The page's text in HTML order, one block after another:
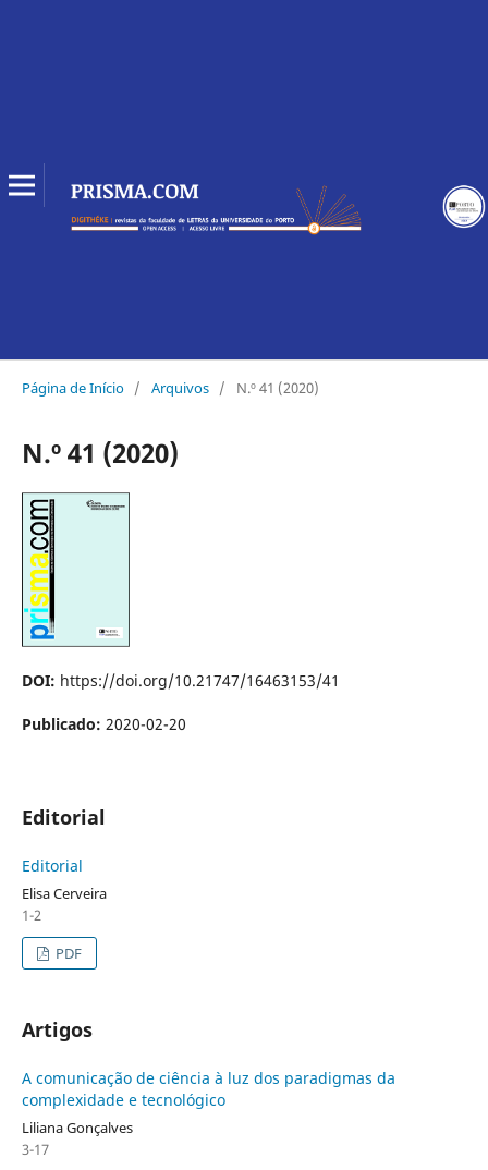
Página de Início / Arquivos / N.º 41 (2020)
N.º 41 (2020)
DOI: https://doi.org/10.21747/16463153/41
Publicado: 2020-02-20
Editorial
Editorial
Elisa Cerveira
1-2
PDF
Artigos
A comunicação de ciência à luz dos paradigmas da
complexidade e tecnológico
Liliana Gonçalves
3-17